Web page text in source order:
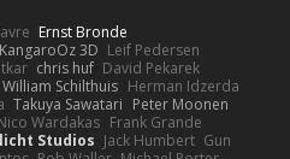
Ernst Bronde
KangaroOz 3D Leif Pedersen
chris huf David Pekarek
William Schilthuis Herman Idzerda
Takuya Sawatari Peter Moonen
Wardakas Frank Grande
Studios Jack Humbert Gun